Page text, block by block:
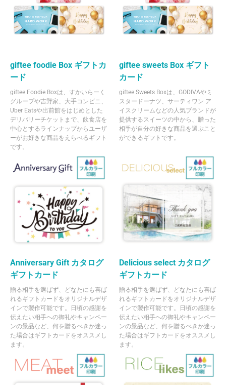
giftee foodie Box ギフトカ
ード
giftee Foodie Boxは、すかいらーく
グループや吉野家、大手コンビニ、
Uber Eatsや出前館をはじめとした
デリバリーチケットまで、飲食店を
中心とするラインナップからユーザ
ーがお好きな商品をえらべるギフト
です。
giftee sweets Box ギフト
カード
giftee Sweets Boxは、GODIVAやミ
スタードーナツ、サーティワン ア
イスクリームなどの人気ブランドが
提供するスイーツの中から、贈った
相手が自分の好きな商品を選ぶこと
ができるギフトです。
Anniversary Gift カタログ
ギフトカード
贈る相手を選ばず、どなたにも喜ば
れるギフトカードをオリジナルデザ
インで製作可能です。日頃の感謝を
伝えたい相手への御礼やキャンペー
ンの景品など、何を贈るべきか迷っ
た場合はギフトカードをオススメし
ます。
Delicious select カタログ
ギフトカード
贈る相手を選ばず、どなたにも喜ば
れるギフトカードをオリジナルデザ
インで製作可能です。日頃の感謝を
伝えたい相手への御礼やキャンペー
ンの景品など、何を贈るべきか迷っ
た場合はギフトカードをオススメし
ます。